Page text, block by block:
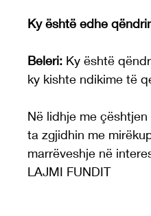
Ky është edhe
Beleri: Ky është
ky kishte ndikime të
Në lidhje me
ta zgjidhin me
marrëveshje në
LAJMI FUNDIT